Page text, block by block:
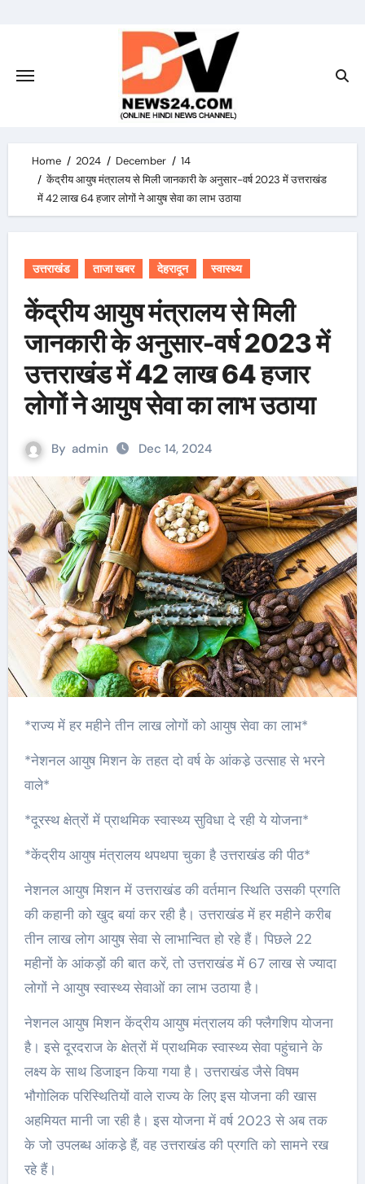
Home 2024 December
14
केंद्रीय आयुष मंत्रालय से मिली जानकारी के अनुसार-वर्ष 2023 में उत्तराखंड
में 42 लाख 64 हजार लोगों ने आयुष सेवा का लाभ उठाया
उत्तराखंड ताजा खबर देहरादून स्वास्थ्य
केंद्रीय आयुष मंत्रालय से मिली
जानकारी के अनुसार-वर्ष 2023 में
उत्तराखंड में 42 लाख 64 हजार
लोगों ने आयुष सेवा का लाभ उठाया
By admin Dec 14, 2024
*राज्य में हर महीने तीन लाख लोगों को आयुष सेवा का लाभ*
*नेशनल आयुष मिशन के तहत दो वर्ष के आंकडे़ उत्साह से भरने
वाले*
*दूरस्थ क्षेत्रों में प्राथमिक स्वास्थ्य सुविधा दे रही ये योजना*
*केंद्रीय आयुष मंत्रालय थपथपा चुका है उत्तराखंड की पीठ*
नेशनल आयुष मिशन में उत्तराखंड की वर्तमान स्थिति उसकी प्रगति
की कहानी को खुद बयां कर रही है। उत्तराखंड में हर महीने करीब
तीन लाख लोग आयुष सेवा से लाभान्वित हो रहे हैं। पिछले 22
महीनों के आंकड़ों की बात करें, तो उत्तराखंड में 67 लाख से ज्यादा
लोगों ने आयुष स्वास्थ्य सेवाओं का लाभ उठाया है।
नेशनल आयुष मिशन केंद्रीय आयुष मंत्रालय की फ्लैगशिप योजना
है। इसे दूरदराज के क्षेत्रों में प्राथमिक स्वास्थ्य सेवा पहुंचाने के
लक्ष्य के साथ डिजाइन किया गया है। उत्तराखंड जैसे विषम
भौगोलिक परिस्थितियों वाले राज्य के लिए इस योजना की खास
अहमियत मानी जा रही है। इस योजना में वर्ष 2023 से अब तक
के जो उपलब्ध आंकडे़ हैं, वह उत्तराखंड की प्रगति को सामने रख
रहे हैं।